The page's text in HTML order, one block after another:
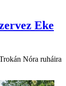
Eke
Nóra ruháira